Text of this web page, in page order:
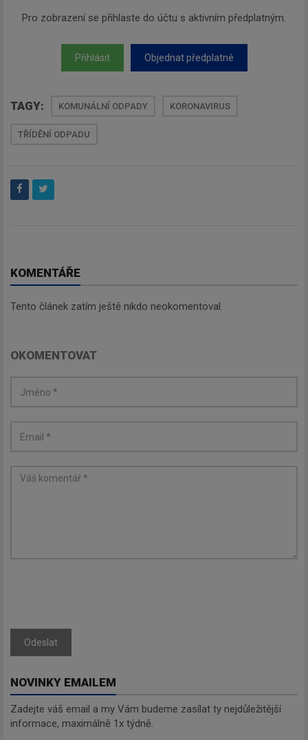
Pro zobrazení se přihlaste do účtu s aktivním předplatným.
Přihlásit Objednat předplatné
TAGY: KOMUNÁLNÍ ODPADY KORONAVIRUS
TŘÍDĚNÍ ODPADU
KOMENTÁŘE
Tento článek zatím ještě nikdo neokomentoval.
OKOMENTOVAT
Odeslat
NOVINKY EMAILEM
Zadejte váš email a my Vám budeme zasílat ty nejdůležitější
informace, maximálně 1x týdně.